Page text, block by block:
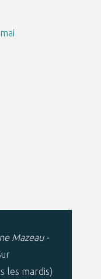
Mazeau -
les mardis)